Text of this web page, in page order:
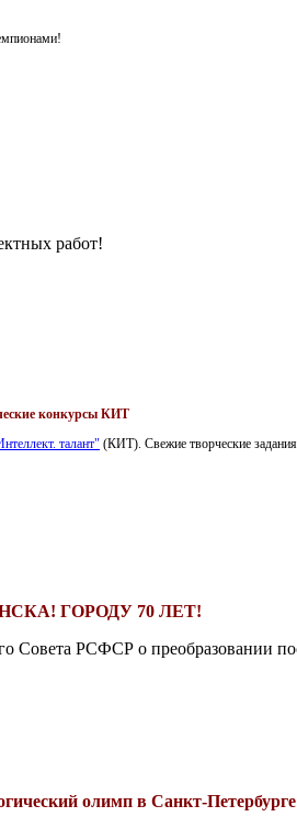
работ!
конкурсы КИТ
талант" (КИТ). Свежие творческие
ГОРОДУ 70 ЛЕТ!
Совета РСФСР о преобразовании
олимп в Санкт-Петербурге